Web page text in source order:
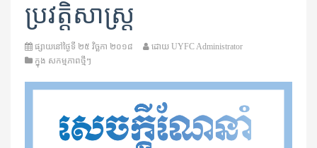
ប្រវត្តិសាស្រ្ត
ផ្សាយនៅថ្ងៃទី ២៥ វិច្ឆកា ២០១៨ ដោយ UYFC Administrator
ក្នុង សកម្មភាពថ្មីៗ